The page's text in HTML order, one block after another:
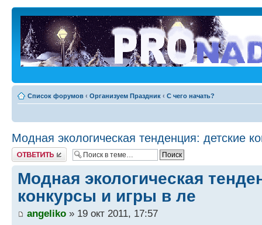
Список форумов ‹ Организуем Праздник ‹ С чего начать?
Модная экологическая тенденция: детские
Ответить
Модная экологическая
конкурсы и игры в ле
angeliko » 19 окт 2011, 17:57